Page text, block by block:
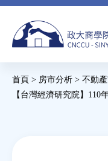
Jump
navigation
搜
搜
尋
您
首頁 > 房市分析 > 不動
【台灣經濟研究院】110